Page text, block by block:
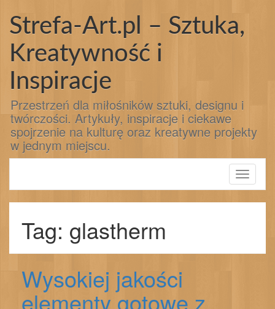
treściStrefa-Art.pl – Sztuka,
Kreatywność i
Inspiracje
Przestrzeń dla miłośników sztuki, designu i
twórczości. Artykuły, inspiracje i ciekawe
spojrzenie na kulturę oraz kreatywne projekty
w jednym miejscu.
Toggle
Tag: glastherm
Wysokiej jakości
elementy gotowe z